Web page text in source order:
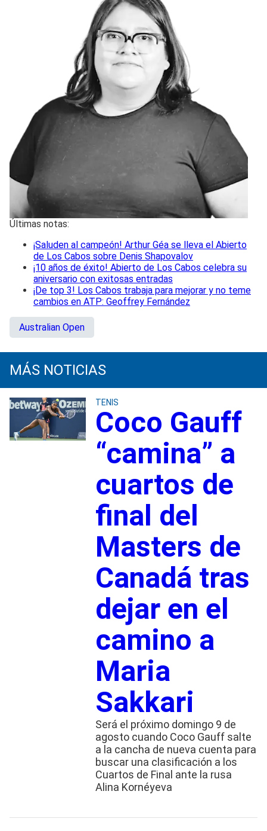
Últimas notas:
¡Saluden al campeón! Arthur Géa se lleva el Abierto
de Los Cabos sobre Denis Shapovalov
¡10 años de éxito! Abierto de Los Cabos celebra su
aniversario con exitosas entradas
¡De top 3! Los Cabos trabaja para mejorar y no teme
cambios en ATP: Geoffrey Fernández
Australian Open
MÁS NOTICIAS
TENIS
Coco Gauff
“camina” a
cuartos de
final del
Masters de
Canadá tras
dejar en el
camino a
Maria
Sakkari
Será el próximo domingo 9 de
agosto cuando Coco Gauff salte
a la cancha de nueva cuenta para
buscar una clasificación a los
Cuartos de Final ante la rusa
Alina Kornéyeva